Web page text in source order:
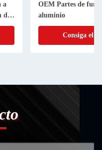
a
de
OEM Partes de
aluminio
Consiga el